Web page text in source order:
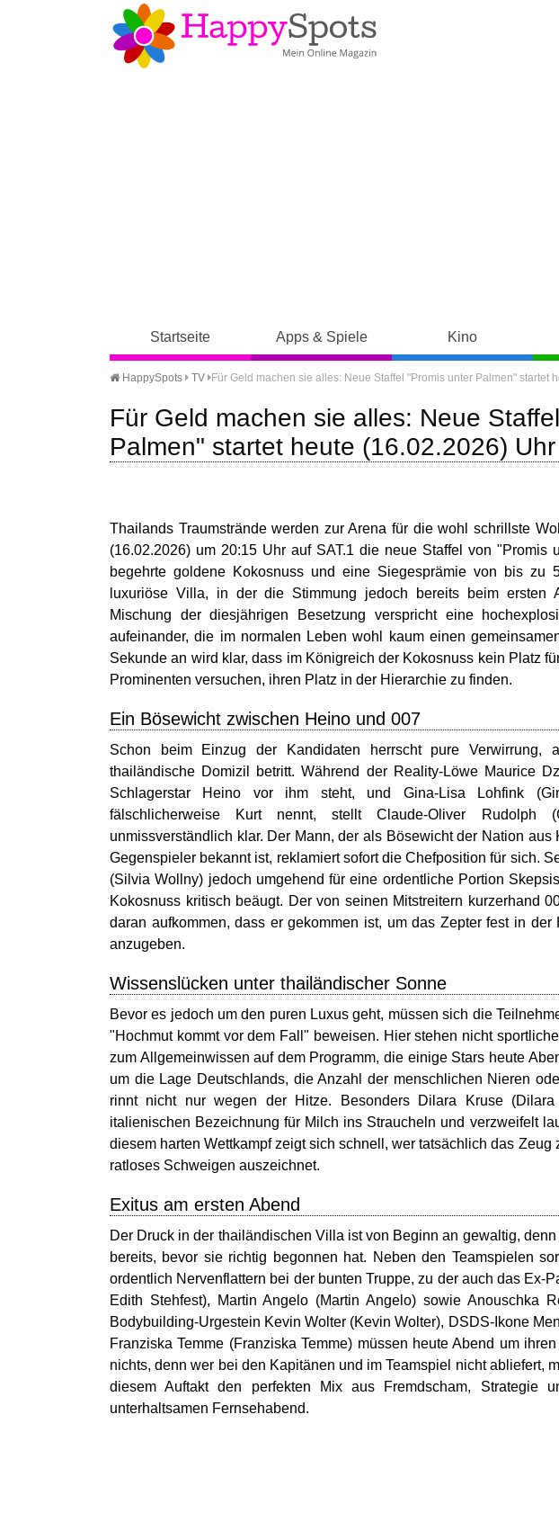
Startseite Apps & Spiele Kino
HappySpots TV Für Geld machen sie alles: Neue Staffel "Promis unter Palmen" startet
Für Geld machen sie alles: Neue
Palmen" startet heute (16.02.2026)
Thailands Traumstrände werden zur Arena für die wohl schrillste
(16.02.2026) um 20:15 Uhr auf SAT.1 die neue Staffel von "Promis
begehrte goldene Kokosnuss und eine Siegesprämie von bis
luxuriöse Villa, in der die Stimmung jedoch bereits beim ersten
Mischung der diesjährigen Besetzung verspricht eine
aufeinander, die im normalen Leben wohl kaum einen
Sekunde an wird klar, dass im Königreich der Kokosnuss kein Platz
Prominenten versuchen, ihren Platz in der Hierarchie zu finden.
Ein Bösewicht zwischen Heino und 007
Schon beim Einzug der Kandidaten herrscht pure Verwirrung,
thailändische Domizil betritt. Während der Reality-Löwe Maurice
Schlagerstar Heino vor ihm steht, und Gina-Lisa Lohfink
fälschlicherweise Kurt nennt, stellt Claude-Oliver Rudolph
unmissverständlich klar. Der Mann, der als Bösewicht der Nation
Gegenspieler bekannt ist, reklamiert sofort die Chefposition für sich.
(Silvia Wollny) jedoch umgehend für eine ordentliche Portion
Kokosnuss kritisch beäugt. Der von seinen Mitstreitern kurzerhand
daran aufkommen, dass er gekommen ist, um das Zepter fest in
anzugeben.
Wissenslücken unter thailändischer Sonne
Bevor es jedoch um den puren Luxus geht, müssen sich die
"Hochmut kommt vor dem Fall" beweisen. Hier stehen nicht
zum Allgemeinwissen auf dem Programm, die einige Stars heute
um die Lage Deutschlands, die Anzahl der menschlichen Nieren
rinnt nicht nur wegen der Hitze. Besonders Dilara Kruse
italienischen Bezeichnung für Milch ins Straucheln und verzweifelt
diesem harten Wettkampf zeigt sich schnell, wer tatsächlich das Zeug
ratloses Schweigen auszeichnet.
Exitus am ersten Abend
Der Druck in der thailändischen Villa ist von Beginn an gewaltig,
bereits, bevor sie richtig begonnen hat. Neben den Teamspielen
ordentlich Nervenflattern bei der bunten Truppe, zu der auch das Ex-
Edith Stehfest), Martin Angelo (Martin Angelo) sowie Anouschka
Bodybuilding-Urgestein Kevin Wolter (Kevin Wolter), DSDS-Ikone
Franziska Temme (Franziska Temme) müssen heute Abend um
nichts, denn wer bei den Kapitänen und im Teamspiel nicht abliefert,
diesem Auftakt den perfekten Mix aus Fremdscham, Strategie
unterhaltsamen Fernsehabend.